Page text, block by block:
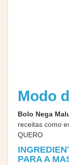
Modo
Bolo Nega
receitas como
QUERO
PARA A